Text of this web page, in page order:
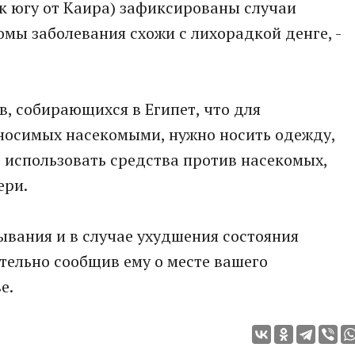
югу от Каира) зафиксированы случаи
заболевания схожи с лихорадкой денге, -
собирающихся в Египет, что для
насекомыми, нужно носить одежду,
средства против насекомых,
и в случае ухудшения состояния
сообщив ему о месте вашего